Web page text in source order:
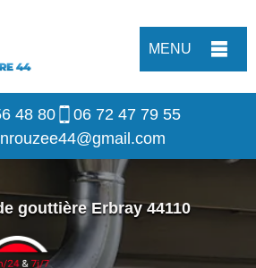
MENU
48 80
06 72 47 79 55
gouttière Erbray 44110